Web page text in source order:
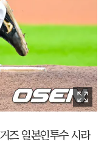
즈 일본인투수 시라